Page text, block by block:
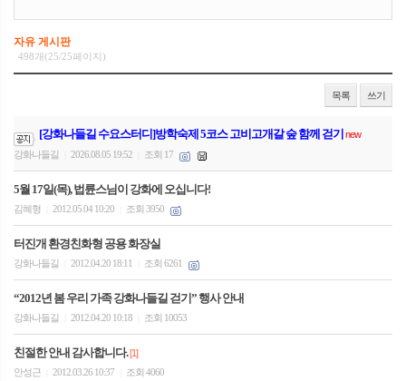
자유 게시판
498개(25/25페이지)
목록 쓰기
[강화나들길 수요스터디]방학숙제 5코스 고비고개갈 숲 함께 걷기 new
강화나들길
2026.08.05 19:52 조회 17
5월 17일(목), 법륜스님이 강화에 오십니다!
김혜형 2012.05.04 10:20 조회 3950
터진개 환경친화형 공용 화장실
강화나들길 2012.04.20 18:11 조회 6261
“2012년 봄 우리 가족 강화나들길 걷기” 행사 안내
강화나들길 2012.04.20 10:18 조회 10053
친절한 안내 감사합니다.[1]
안성근
2012.03.26 10:37 조회 4060